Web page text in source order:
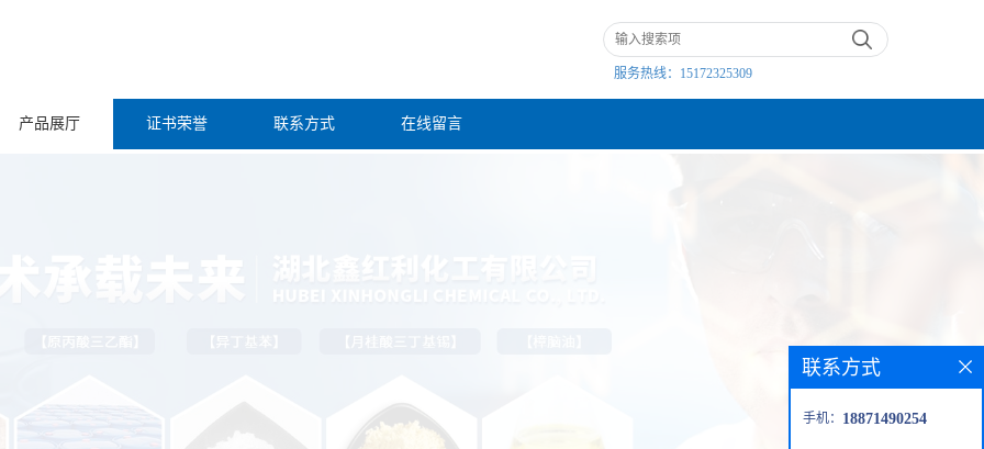
服务热线： 15172325309
产品展厅 证书荣誉 联系方式 在线留言
联系方式
手机： 18871490254